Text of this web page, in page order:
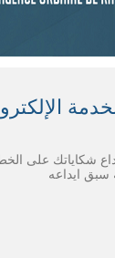
شكاياتك على
سبق ايداعه